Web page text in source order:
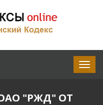
"РЖД" ОТ